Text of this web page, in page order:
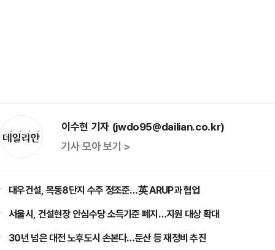
이수현 기자 (jwdo95@dailian.co.kr)
기사 모아 보기 >
대우건설, 목동8단지 수주 정조준…英 ARUP과 협업
서울시, 건설현장 안심수당 소득기준 폐지…지원 대상 확대
30년 넘은 대전 노후도시 손본다…둔산 등 재정비 추진